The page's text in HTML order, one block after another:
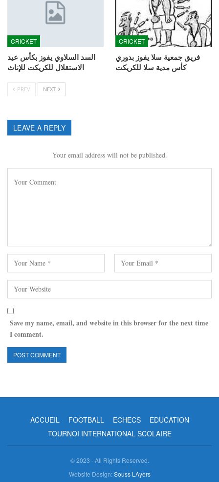
CRICKET
السد السلاوي يفوز بكأس عيد
الاستقلال للكريكت للإناث
CRICKET
فريق جمعية سلا يفوز بدوري
كأس مدية سلا للكريكت
PREV NEXT
LEAVE A REPLY
Your email address will not be published.
Save my name, email, and website in this browser for the next time
I comment.
ACCUEIL FOOTBALL ECHECS
EDUCATION
TOURNOI INTERNATIONAL SCOLAIRE
© 2023 - All Rights Reserved.
Website Design:Souss LAyers